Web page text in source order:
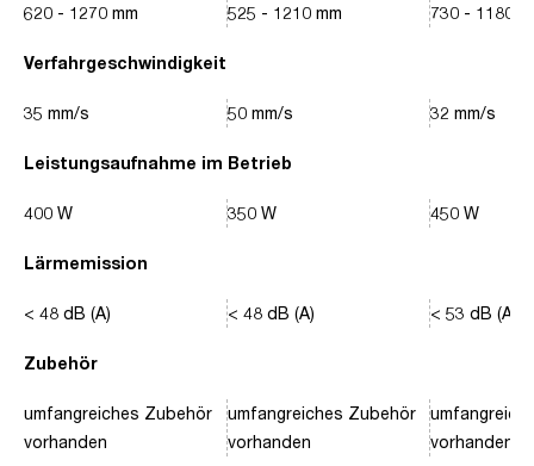
Verfahrgeschwindigkeit
Leistungsaufnahme im Betrieb
Lärmemission
Zubehör
620 - 1270 mm
35 mm/s
400 W
< 48 dB (A)
umfangreiches Zubehör
vorhanden
525 - 1210 mm
50 mm/s
350 W
< 48 dB (A)
umfangreiches Zubehör
vorhanden
730 - 1180
32 mm/s
450 W
< 53 dB (A)
vorhanden